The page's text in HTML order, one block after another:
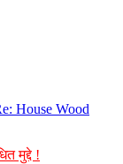
House Wood
मुद्दे !